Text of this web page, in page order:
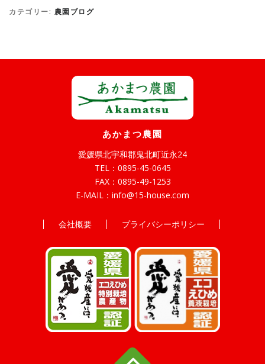
カテゴリー: 農園ブログ
あかまつ農園
愛媛県北宇和郡鬼北町近永24
TEL： 0895-45-0645
FAX：0895-49-1253
E-MAIL： info@15-house.com
会社概要 プライバシーポリシー